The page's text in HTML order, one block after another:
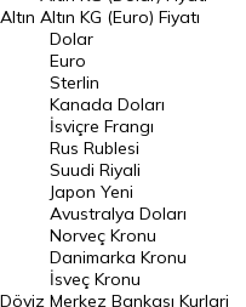
Euro Kuru
Pound Kuru
Frank Kuru
Riyal Kuru
Avustralya Doları
Danimarka Kronu Kuru
Kanada Doları Kuru
Norveç Kronu Kuru
Altın Altın KG (Euro) Fiyatı
Döviz
Dolar
Euro
Sterlin
Kanada Doları
İsviçre Frangı
Rus Rublesi
Suudi Riyali
Japon Yeni
Avustralya Doları
Norveç Kronu
Danimarka Kronu
İsveç Kronu
Merkez Bankası Kurlari